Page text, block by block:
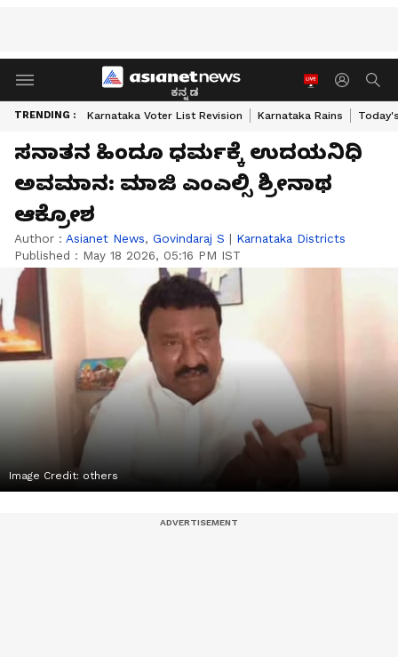
ಕನ್ನಡ
TRENDING : Karnataka Voter List Revision Karnataka Rains
ಸನಾತನ ಹಿಂದೂ ಧರ್ಮಕ್ಕೆ ಉದಯನಿಧಿ
ಅವಮಾನ: ಮಾಜಿ ಎಂಎಲ್ಸಿ ಶ್ರೀನಾಥ
ಆಕ್ರೋಶ
Author : Asianet News, Govindaraj S | Karnataka Districts
Published : May 18 2026, 05:16 PM IST
Image Credit: others